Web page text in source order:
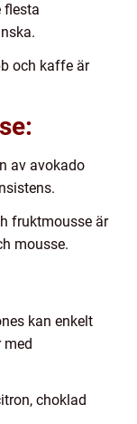
flesta
och kaffe är
av avokado
fruktmousse är
mousse.
kan enkelt
choklad